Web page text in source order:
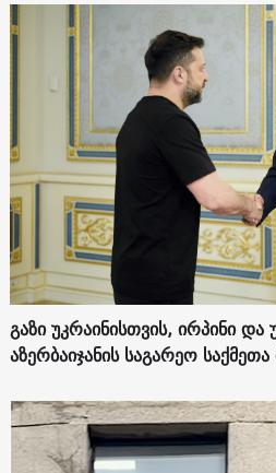
გაზი უკრაინისთვის, ირპინი
აზერბაიჯანის საგარეო